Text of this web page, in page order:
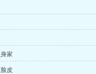
家
皮